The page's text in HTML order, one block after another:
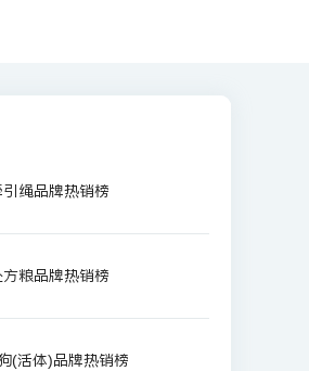
绳品牌热销榜
粮品牌热销榜
(活体)品牌热销榜